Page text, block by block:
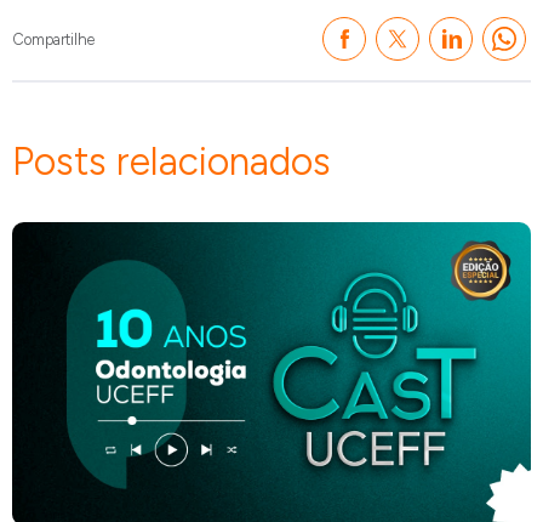
Compartilhe
Posts relacionados